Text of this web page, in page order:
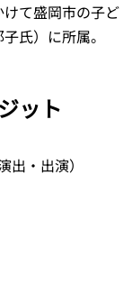
て盛岡市の子ど
氏）に所属。
ット
・出演）